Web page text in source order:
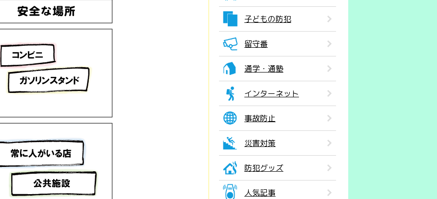
子どもの防犯
留守番
通学・通塾
インターネット
事故防止
災害対策
防犯グッズ
人気記事